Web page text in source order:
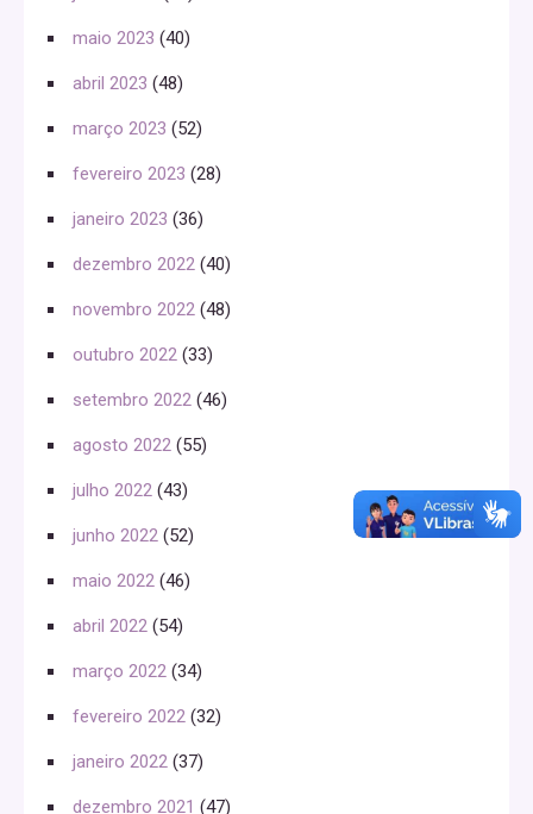
maio 2023 (40)
abril 2023 (48)
março 2023 (52)
fevereiro 2023 (28)
janeiro 2023 (36)
dezembro 2022 (40)
novembro 2022 (48)
outubro 2022 (33)
setembro 2022 (46)
agosto 2022 (55)
julho 2022 (43)
junho 2022 (52)
maio 2022 (46)
abril 2022 (54)
março 2022 (34)
fevereiro 2022 (32)
janeiro 2022 (37)
dezembro 2021 (47)